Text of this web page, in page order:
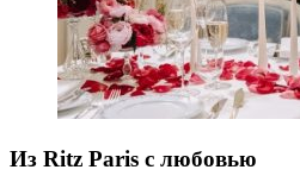
Из Ritz Paris с любовью